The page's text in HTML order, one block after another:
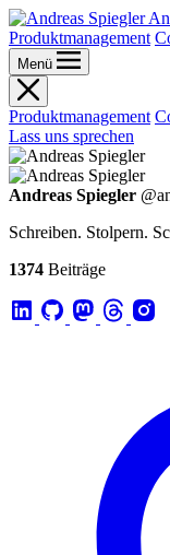
Produktmanagement
Menü
Produktmanagement
Lass uns sprechen
Andreas Spiegler
Schreiben. Stolpern.
1374 Beiträge